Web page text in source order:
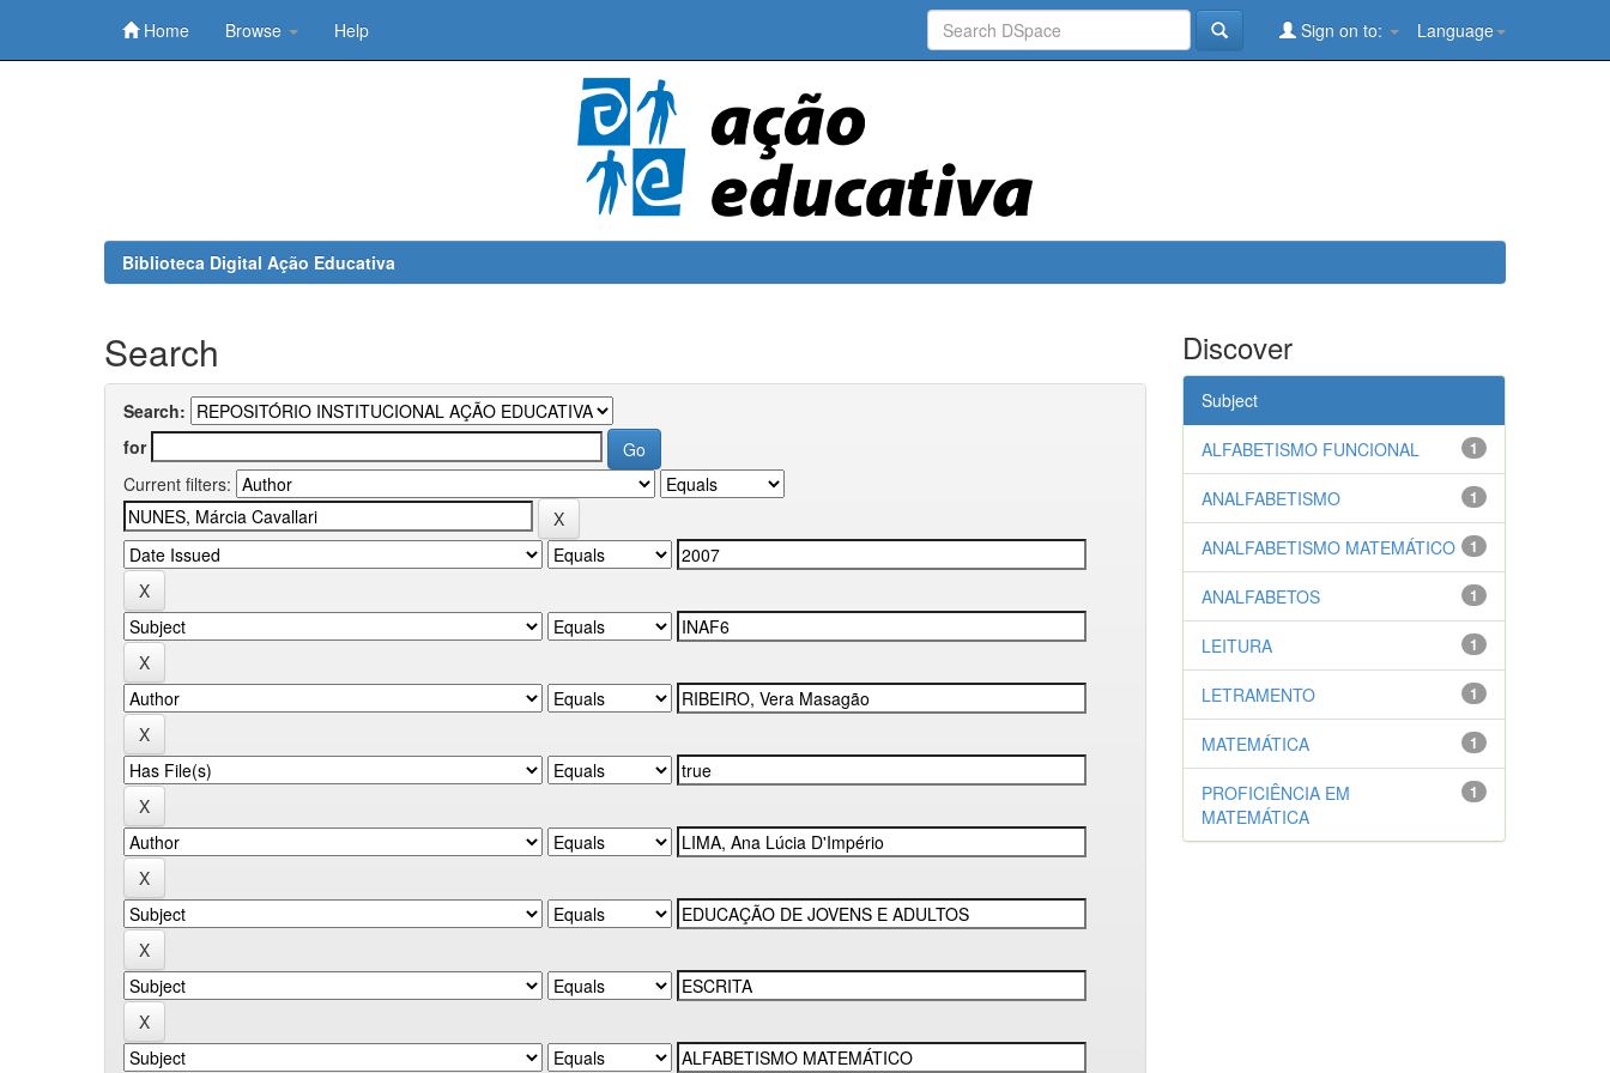
Home Browse Help Language
Sign on to:
Biblioteca Digital Ação Educativa
Search
Search:
for
Current filters:
Discover
Subject
1
ALFABETISMO FUNCIONAL
1
ANALFABETISMO
1
ANALFABETISMO MATEMÁTICO
1
ANALFABETOS
1
LEITURA
1
LETRAMENTO
1
MATEMÁTICA
1
PROFICIÊNCIA EM
MATEMÁTICA